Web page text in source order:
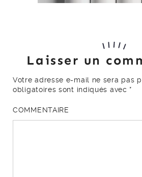
Laisser un
Votre adresse e-mail ne sera pas
obligatoires sont indiqués avec *
COMMENTAIRE